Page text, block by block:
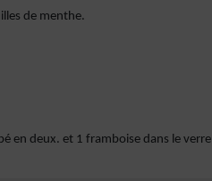
de menthe.
en deux. et 1 framboise dans le verre